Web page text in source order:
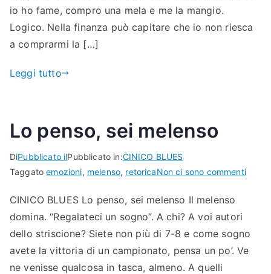
io ho fame, compro una mela e me la mangio.
Logico. Nella finanza può capitare che io non riesca
a comprarmi la […]
Leggi tutto
Lo penso, sei melenso
DiPubblicato ilPubblicato in:CINICO BLUES
Taggatoemozioni, melenso, retoricaNon ci sono commentiper
CINICO BLUES Lo penso, sei melenso Il melenso
domina. “Regalateci un sogno”. A chi? A voi autori
dello striscione? Siete non più di 7-8 e come sogno
avete la vittoria di un campionato, pensa un po’. Ve
ne venisse qualcosa in tasca, almeno. A quelli